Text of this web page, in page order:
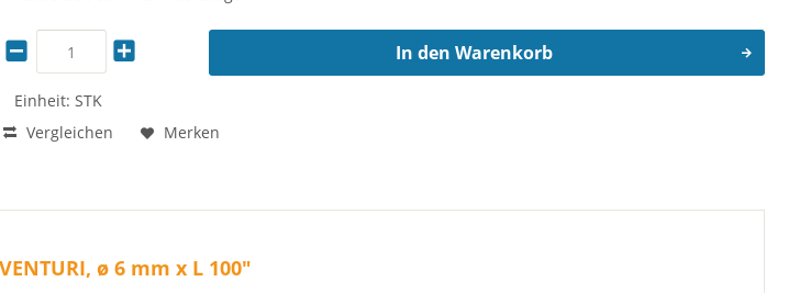
Einheit: STK
In den Warenkorb
Vergleichen Merken
ø 6 mm x L 100"